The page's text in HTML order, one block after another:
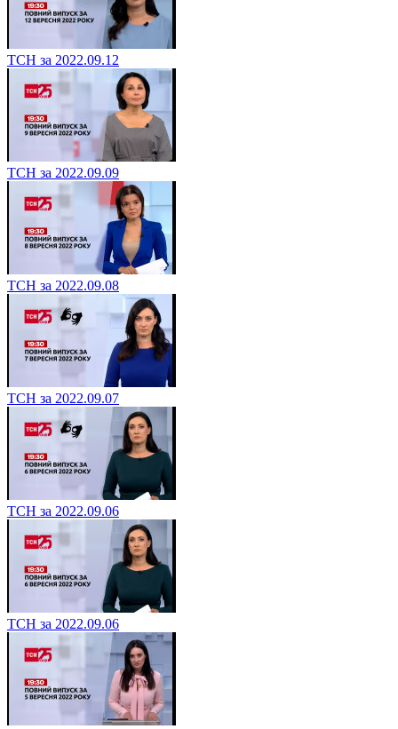
ТСН за 2022.09.12
ТСН за 2022.09.09
ТСН за 2022.09.08
ТСН за 2022.09.07
ТСН за 2022.09.06
ТСН за 2022.09.06